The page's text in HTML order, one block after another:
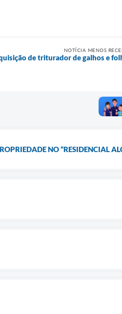
NOTÍCIA MENOS
de triturador de galhos e
NO “RESIDENCIAL